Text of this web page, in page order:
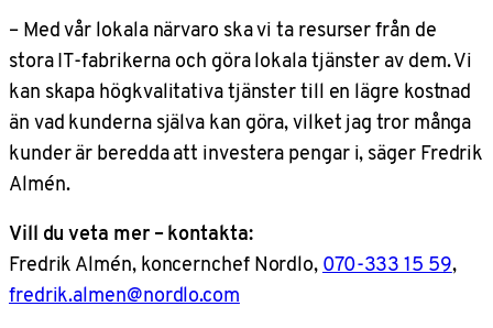
– Med vår lokala närvaro ska vi ta resurser från de
stora IT-fabrikerna och göra lokala tjänster av dem. Vi
kan skapa högkvalitativa tjänster till en lägre kostnad
än vad kunderna själva kan göra, vilket jag tror många
kunder är beredda att investera pengar i, säger Fredrik
Almén.
Vill du veta mer – kontakta:
Fredrik Almén, koncernchef Nordlo,070-333 15 59,
fredrik.almen@nordlo.com